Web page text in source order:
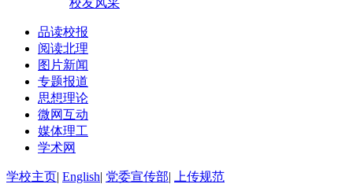
品读校报
阅读北理
图片新闻
专题报道
思想理论
微网互动
媒体理工
学术网
学校主页| English| 党委宣传部| 上传规范